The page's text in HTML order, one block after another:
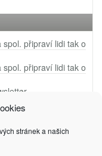
stránek a našich
připraví lidi tak o
připraví lidi tak o
video